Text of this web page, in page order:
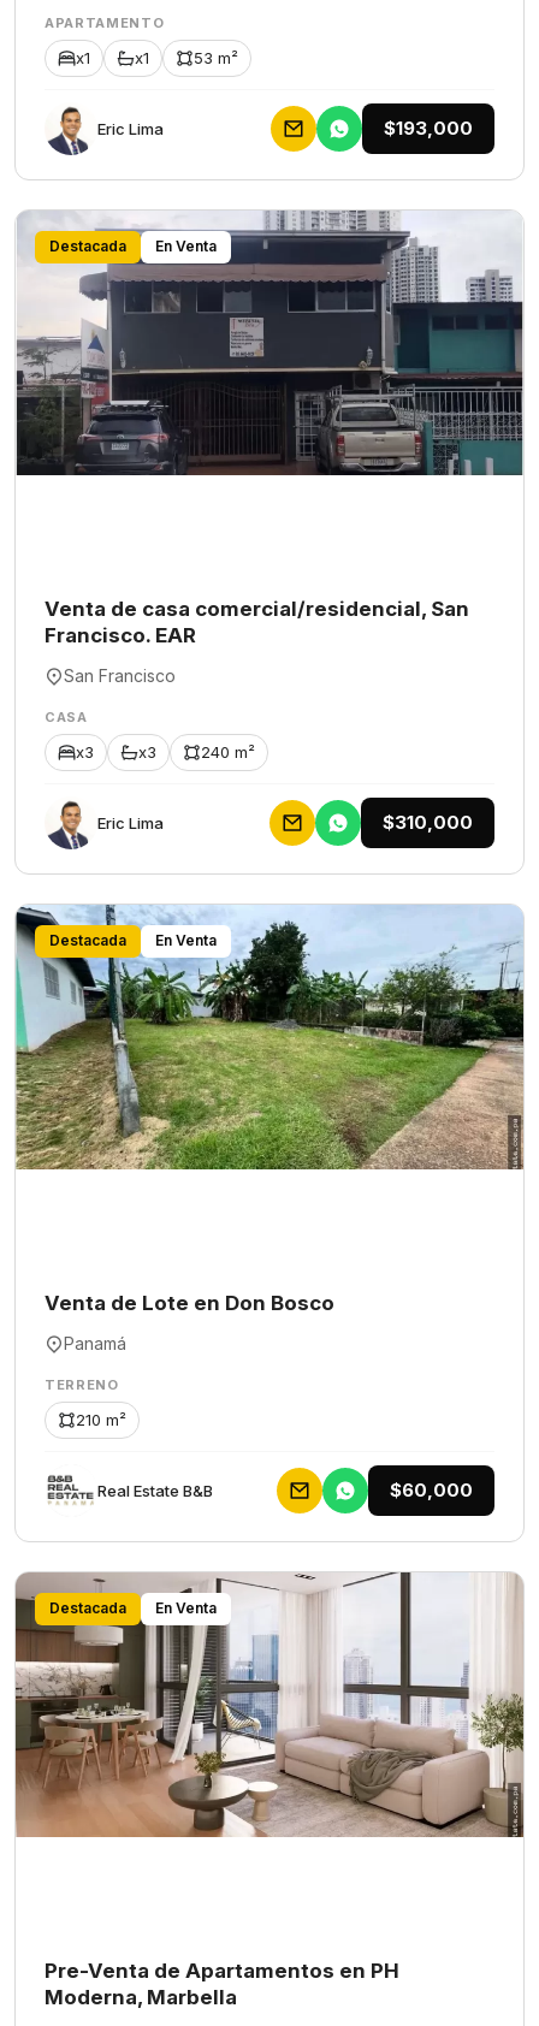
APARTAMENTO
x1 x1 53 m²
Eric Lima $193,000
Destacada En Venta
Venta de casa comercial/residencial, San
Francisco. EAR
San Francisco
CASA
x3 x3 240 m²
Eric Lima $310,000
Destacada En Venta
Venta de Lote en Don Bosco
Panamá
TERRENO
210 m²
Rеаl Еstаtе В&В $60,000
Destacada En Venta
Pre-Venta de Apartamentos en PH
Moderna, Marbella